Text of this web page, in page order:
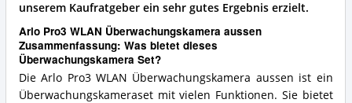
unserem Kaufratgeber ein sehr gutes Ergebnis erzielt.
Arlo Pro3 WLAN Überwachungskamera aussen
Zusammenfassung: Was bietet dieses
Überwachungskamera Set?
Die Arlo Pro3 WLAN Überwachungskamera aussen ist ein
Überwachungskameraset mit vielen Funktionen. Sie bietet